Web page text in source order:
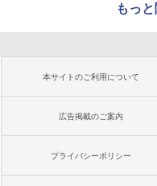
もっ
本サイトのご利用について
広告掲載のご案内
プライバシーポリシー